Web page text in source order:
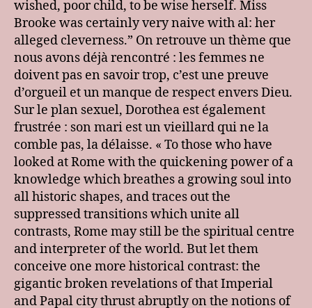
wished, poor child, to be wise herself. Miss
Brooke was certainly very naive with al: her
alleged cleverness.” On retrouve un thème que
nous avons déjà rencontré : les femmes ne
doivent pas en savoir trop, c’est une preuve
d’orgueil et un manque de respect envers Dieu.
Sur le plan sexuel, Dorothea est également
frustrée : son mari est un vieillard qui ne la
comble pas, la délaisse. « To those who have
looked at Rome with the quickening power of a
knowledge which breathes a growing soul into
all historic shapes, and traces out the
suppressed transitions which unite all
contrasts, Rome may still be the spiritual centre
and interpreter of the world. But let them
conceive one more historical contrast: the
gigantic broken revelations of that Imperial
and Papal city thrust abruptly on the notions of